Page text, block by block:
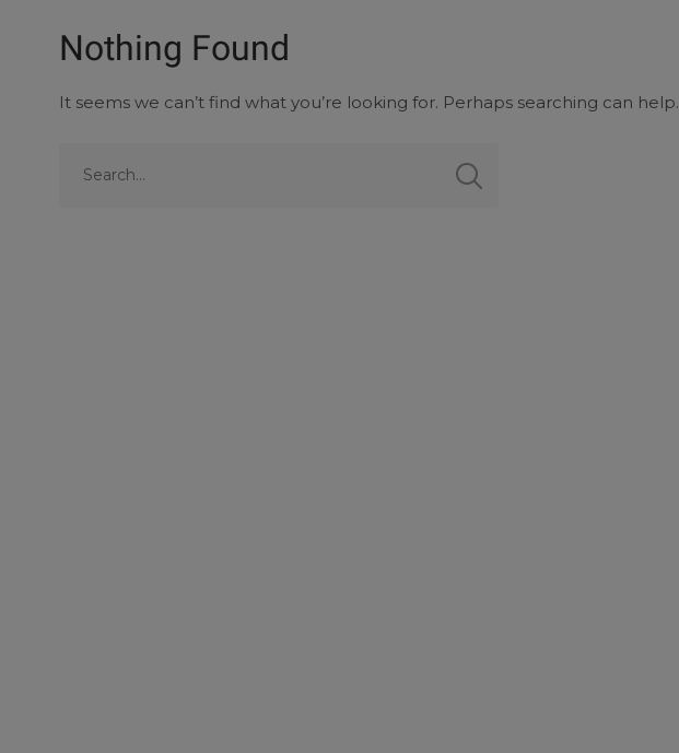
Nothing Found
It seems we can’t find what you’re looking for. Perhaps searching can help.